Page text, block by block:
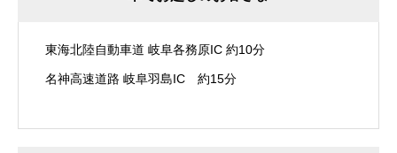
東海北陸自動車道 岐阜各務原IC 約10分
名神高速道路 岐阜羽島IC 約15分